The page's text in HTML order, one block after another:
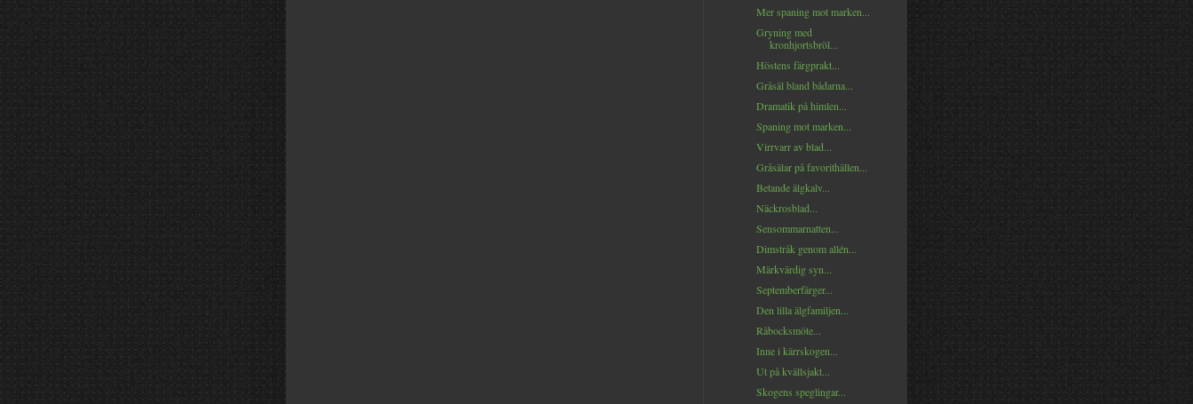
Mer spaning mot marken...
Gryning med
kronhjortsbröl...
Höstens färgprakt...
Gråsäl bland bådarna...
Dramatik på himlen...
Spaning mot marken...
Virrvarr av blad...
Gråsälar på favorithällen...
Betande älgkalv...
Näckrosblad...
Sensommarnatten...
Dimstråk genom allén...
Märkvärdig syn...
Septemberfärger...
Den lilla älgfamiljen...
Råbocksmöte...
Inne i kärrskogen...
Ut på kvällsjakt...
Skogens speglingar...